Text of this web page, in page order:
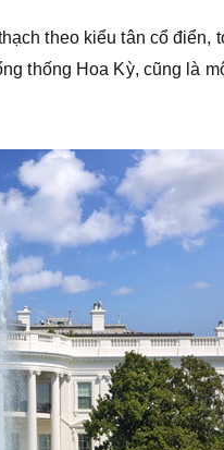
theo kiểu tân cổ điển,
thống Hoa Kỳ, cũng là